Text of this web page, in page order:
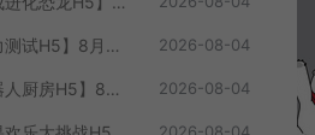
三网H5休闲游戏【脑力测试H5】8月最新整理Linux手工服务端+Win一键服务端+解压即玩+简易安卓客户端+详细搭建教程 2026-08-04
三网H5休闲游戏【机器人厨房H5】8月最新整理Linux手工服务端+Win一键服务端+解压即玩+简易安卓客户端+详细搭建教程 2026-08-04